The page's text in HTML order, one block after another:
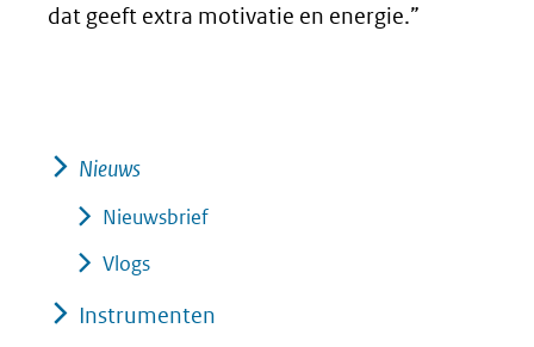
dat geeft extra motivatie en energie.”
Nieuws
Nieuwsbrief
Vlogs
Instrumenten